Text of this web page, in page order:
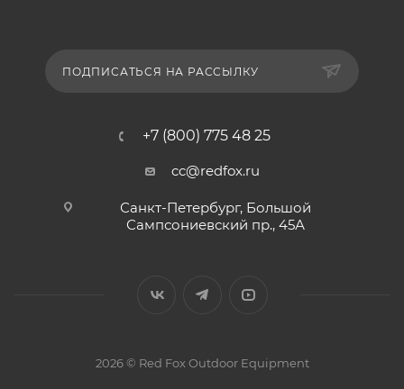
ПОДПИСАТЬСЯ НА РАССЫЛКУ
+7 (800) 775 48 25
cc@redfox.ru
Санкт-Петербург, Большой
Сампсониевский пр., 45А
2026 © Red Fox Outdoor Equipment